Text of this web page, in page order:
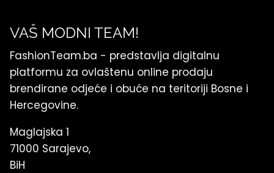
VAŠ MODNI TEAM!
FashionTeam.ba - predstavlja digitalnu
platformu za ovlaštenu online prodaju
brendirane odjeće i obuće na teritoriji Bosne i
Hercegovine.
Maglajska 1
71000 Sarajevo,
BiH